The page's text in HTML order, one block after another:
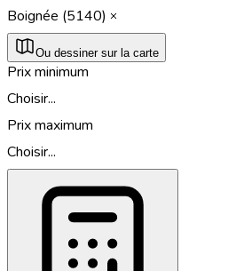
Boignée (5140)
Ou dessiner sur la carte
Prix minimum
Choisir...
Prix maximum
Choisir...